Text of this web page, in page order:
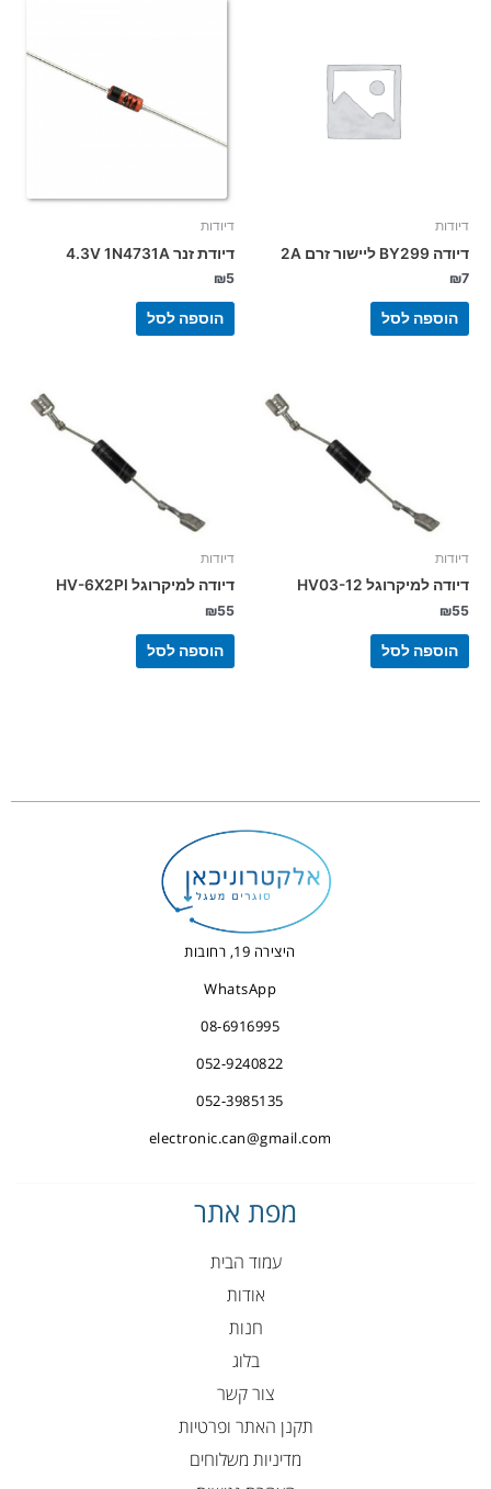
דיודות
דיודה BY299 ליישור זרם 2A
₪7
הוספה לסל
דיודות
דיודת זנר 4.3V 1N4731A
₪5
הוספה לסל
דיודות
דיודה למיקרוגל HV03-12
₪55
הוספה לסל
דיודות
דיודה למיקרוגל HV-6X2PI
₪55
הוספה לסל
היצירה 19, רחובות
WhatsApp
08-6916995
052-9240822
052-3985135
electronic.can@gmail.com
מפת אתר
עמוד הבית
אודות
חנות
בלוג
צור קשר
תקנן האתר ופרטיות
מדיניות משלוחים